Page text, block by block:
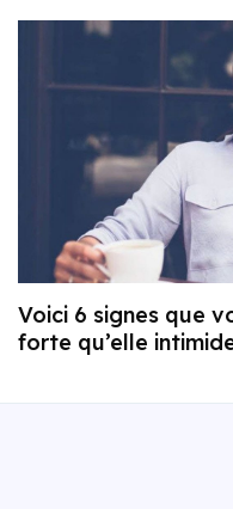
Voici 6 signes que
forte qu’elle